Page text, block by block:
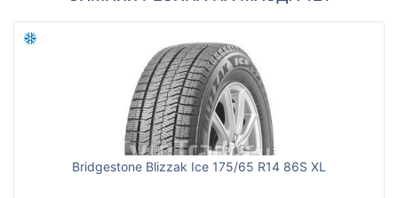
Страна производства
Подобрать
Bridgestone Blizzak Ice 175/65 R14 86S XL